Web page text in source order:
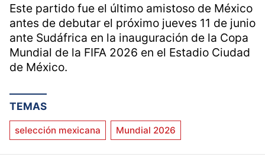
Este partido fue el último amistoso de México
antes de debutar el próximo jueves 11 de junio
ante Sudáfrica en la inauguración de la Copa
Mundial de la FIFA 2026 en el Estadio Ciudad
de México.
TEMAS
selección mexicana Mundial 2026